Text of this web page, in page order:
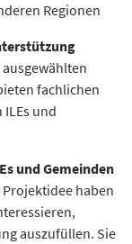
Regionen
fachlichen
und
und Gemeinden
Projektidee haben
auszufüllen. Sie